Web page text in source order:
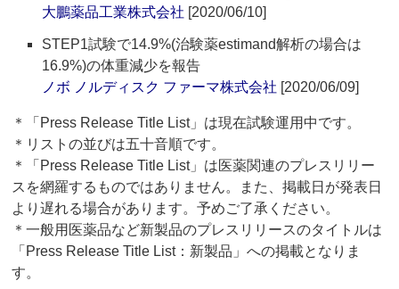
大鵬薬品工業株式会社 [2020/06/10]
STEP1試験で14.9%(治験薬estimand解析の場合は
16.9%)の体重減少を報告
ノボ ノルディスク ファーマ株式会社 [2020/06/09]
＊「Press Release Title List」は現在試験運用中です。
＊リストの並びは五十音順です。
＊「Press Release Title List」は医薬関連のプレスリリー
スを網羅するものではありません。また、掲載日が発表日
より遅れる場合があります。予めご了承ください。
＊一般用医薬品など新製品のプレスリリースのタイトルは
「Press Release Title List：新製品」への掲載となりま
す。